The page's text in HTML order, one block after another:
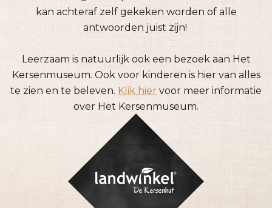
kan achteraf zelf gekeken worden of alle
antwoorden juist zijn!
Leerzaam is natuurlijk ook een bezoek aan Het
Kersenmuseum. Ook voor kinderen is hier van alles
te zien en te beleven. Klik hier voor meer informatie
over Het Kersenmuseum.